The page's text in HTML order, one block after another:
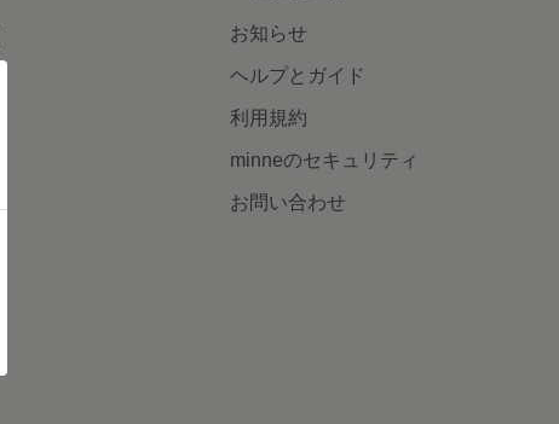
お知らせ
ヘルプとガイド
利用規約
minneのセキュリティ
お問い合わせ